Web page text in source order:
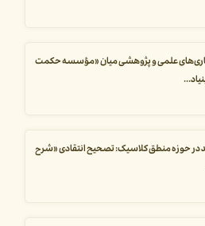
علمی و پژوهشی میان «مؤسسه حکمت
در حوزه منطق کلاسیک: تصحیح انتقادی «شرح